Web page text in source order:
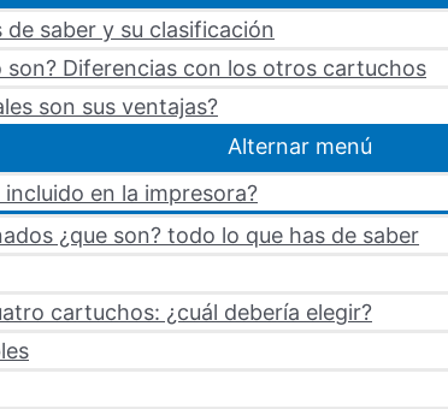
saber y su clasificación
Diferencias con los otros cartuchos
son sus ventajas?
Alternar menú
en la impresora?
¿que son? todo lo que has de saber
cartuchos: ¿cuál debería elegir?